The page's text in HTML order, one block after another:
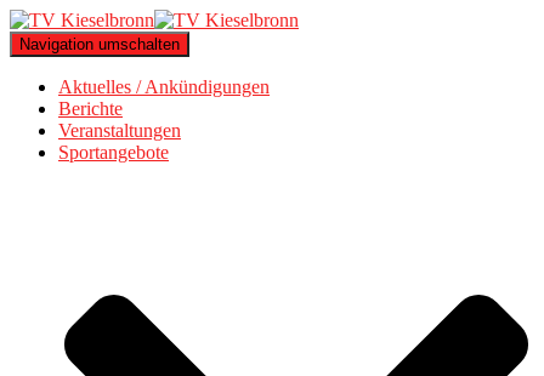
Navigation umschalten
Aktuelles / Ankündigungen
Berichte
Veranstaltungen
Sportangebote